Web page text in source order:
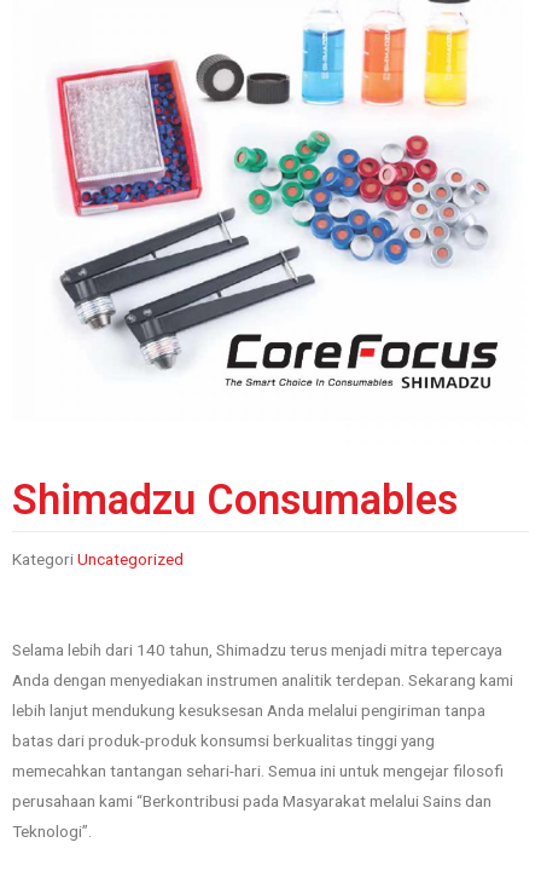
Shimadzu Consumables
KategoriUncategorized
Selama lebih dari 140 tahun, Shimadzu terus menjadi mitra tepercaya
Anda dengan menyediakan instrumen analitik terdepan. Sekarang kami
lebih lanjut mendukung kesuksesan Anda melalui pengiriman tanpa
batas dari produk-produk konsumsi berkualitas tinggi yang
memecahkan tantangan sehari-hari. Semua ini untuk mengejar filosofi
perusahaan kami “Berkontribusi pada Masyarakat melalui Sains dan
Teknologi”.